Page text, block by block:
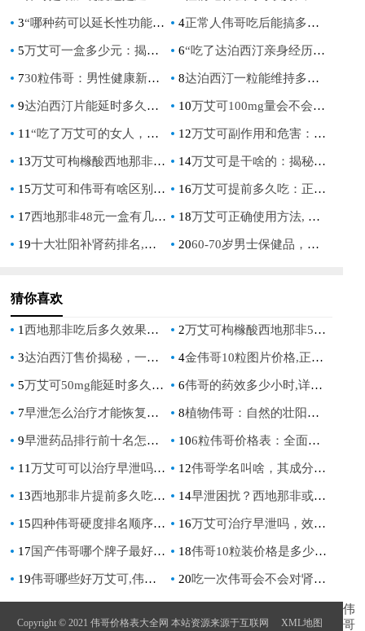
3“哪种药可以延长性功能：揭秘自然疗法与科学选择” 4正常人伟哥吃后能搞多久：揭秘其效果与安全指南
5万艾可一盒多少元：揭秘男性健康市场的价格真相 6“吃了达泊西汀亲身经历：揭秘男性健康改善之旅”
730粒伟哥：男性健康新选择，揭秘其效果与使用指南 8达泊西汀一粒能维持多久：深入解析其药效持续时间
9达泊西汀片能延时多久：深入解析其效果与使用指南 10万艾可100mg量会不会太大：男性健康与用药安全指南
11“吃了万艾可的女人，能经得住干吗？”——揭秘万艾可对女性的影响 12万艾可副作用和危害：全面解析与预防指南
13万艾可枸橼酸西地那非片效果：男性健康新选择 14万艾可是干啥的：揭秘其在男性健康中的作用
15万艾可和伟哥有啥区别：深入了解两种药物的差异 16万艾可提前多久吃：正确服用时间指南
17西地那非48元一盒有几片，价格实惠的男性健康解决方案 18万艾可正确使用方法, 详解万艾可使用技巧与注意事项
19十大壮阳补肾药排名,男人必看,效果最好的壮阳补肾药推荐 2060-70岁男士保健品，如何选择适合自己的营养补充方案
猜你喜欢
1西地那非吃后多久效果最佳有效期，全面解析用药时间与效果 2万艾可枸橼酸西地那非50mg和100mg,效果与剂量选择全解析
3达泊西汀售价揭秘，一盒多少钱才划算？ 4金伟哥10粒图片价格,正品购买渠道与详细费用解析
5万艾可50mg能延时多久，揭秘药物对性生活时间的影响 6伟哥的药效多少小时,详细解析服用后持续时间与影响因素
7早泄怎么治疗才能恢复正常，有效方法大揭秘 8植物伟哥：自然的壮阳神药
9早泄药品排行前十名怎样：揭秘男性健康市场的热门选择 106粒伟哥价格表：全面解析与购买指南
11万艾可可以治疗早泄吗,其真实效果,用法用量及专业建议 12伟哥学名叫啥，其成分和作用是什么？
13西地那非片提前多久吃效果最佳，科学用药指南 14早泄困扰？西地那非或许是你的救星！
15 四种伟哥硬度排名顺序,哪种效果最好,实测数据对比分析 16万艾可治疗早泄吗，效果、副作用及与延时喷剂对比分析
17 国产伟哥哪个牌子最好,如何选择靠谱品牌,效果与价格全解析 18伟哥10粒装价格是多少,伟哥10粒装价格是多少，市场行情与购买建议
19伟哥哪些好万艾可,伟哥价格表大全 20吃一次伟哥会不会对肾脏产生不良影响？
Copyright © 2021 伟哥价格表大全网 本站资源来源于互联网 XML地图
伟
哥